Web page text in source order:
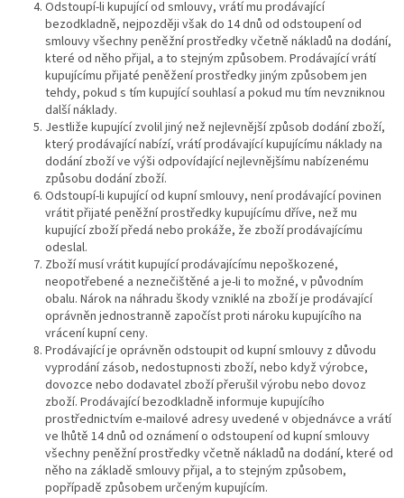
Odstoupí-li kupující od smlouvy, vrátí mu prodávající
bezodkladně, nejpozději však do 14 dnů od odstoupení od
smlouvy všechny peněžní prostředky včetně nákladů na dodání,
které od něho přijal, a to stejným způsobem. Prodávající vrátí
kupujícímu přijaté peněžení prostředky jiným způsobem jen
tehdy, pokud s tím kupující souhlasí a pokud mu tím nevzniknou
další náklady.
Jestliže kupující zvolil jiný než nejlevnější způsob dodání zboží,
který prodávající nabízí, vrátí prodávající kupujícímu náklady na
dodání zboží ve výši odpovídající nejlevnějšímu nabízenému
způsobu dodání zboží.
Odstoupí-li kupující od kupní smlouvy, není prodávající povinen
vrátit přijaté peněžní prostředky kupujícímu dříve, než mu
kupující zboží předá nebo prokáže, že zboží prodávajícímu
odeslal.
Zboží musí vrátit kupující prodávajícímu nepoškozené,
neopotřebené a neznečištěné a je-li to možné, v původním
obalu. Nárok na náhradu škody vzniklé na zboží je prodávající
oprávněn jednostranně započíst proti nároku kupujícího na
vrácení kupní ceny.
Prodávající je oprávněn odstoupit od kupní smlouvy z důvodu
vyprodání zásob, nedostupnosti zboží, nebo když výrobce,
dovozce nebo dodavatel zboží přerušil výrobu nebo dovoz
zboží. Prodávající bezodkladně informuje kupujícího
prostřednictvím e-mailové adresy uvedené v objednávce a vrátí
ve lhůtě 14 dnů od oznámení o odstoupení od kupní smlouvy
všechny peněžní prostředky včetně nákladů na dodání, které od
něho na základě smlouvy přijal, a to stejným způsobem,
popřípadě způsobem určeným kupujícím.